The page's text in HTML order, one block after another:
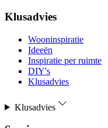
Klusadvies
Wooninspiratie
Ideeën
Inspiratie per ruimte
DIY's
Klusadvies
Klusadvies